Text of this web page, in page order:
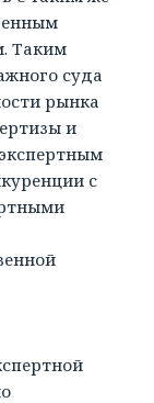
Таким
суда
рынка
и
с